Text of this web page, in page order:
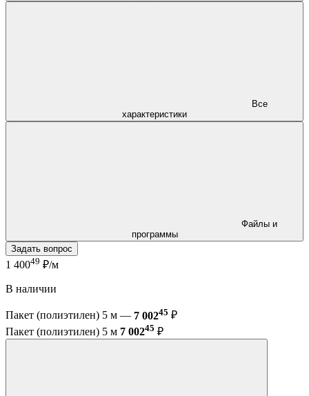
характеристики
программы
Задать вопрос
1 40049 ₽/м
В наличии
Пакет (полиэтилен) 5 м — 7 00245 ₽
Пакет (полиэтилен) 5 м 7 00245 ₽